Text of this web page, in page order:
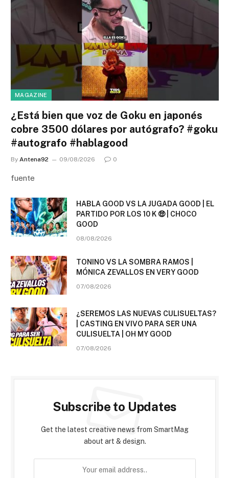
MAGAZINE
¿Está bien que voz de Goku en japonés
cobre 3500 dólares por autógrafo? #goku
#autografo #hablagood
By Antena92 09/08/2026 0
fuente
HABLA GOOD VS LA JUGADA GOOD | EL
PARTIDO POR LOS 10 K 🤑 | CHOCO
GOOD
08/08/2026
TONINO VS LA SOMBRA RAMOS |
MÓNICA ZEVALLOS EN VERY GOOD
07/08/2026
¿SEREMOS LAS NUEVAS CULISUELTAS?
| CASTING EN VIVO PARA SER UNA
CULISUELTA | OH MY GOOD
07/08/2026
Subscribe to Updates
Get the latest creative news from SmartMag
about art & design.